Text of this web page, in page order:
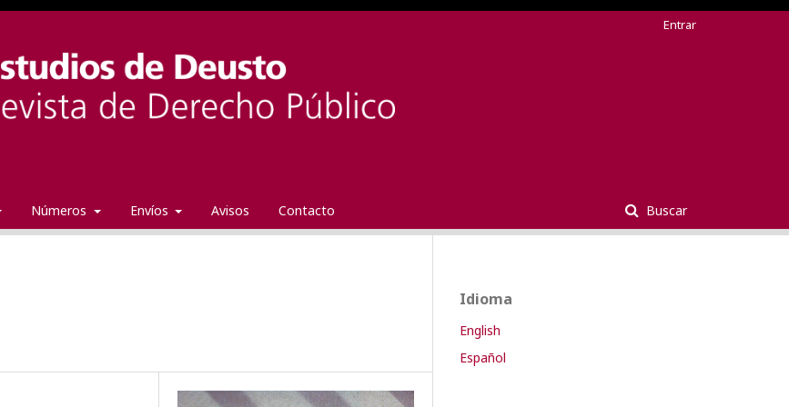
Números Envíos Avisos Contacto Buscar
Entrar
Idioma
English
Español